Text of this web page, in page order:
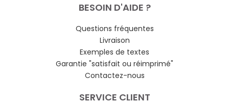
BESOIN D'AIDE ?
Questions fréquentes
Livraison
Exemples de textes
Garantie "satisfait ou réimprimé"
Contactez-nous
SERVICE CLIENT